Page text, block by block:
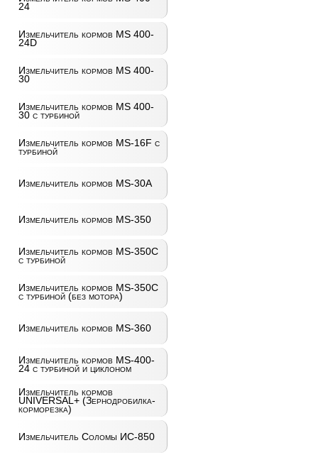
24
Измельчитель кормов MS 400-
24D
Измельчитель кормов MS 400-
30
Измельчитель кормов MS 400-
30 с турбиной
Измельчитель кормов MS-16F с
турбиной
Измельчитель кормов MS-30A
Измельчитель кормов MS-350
Измельчитель кормов MS-350C
с турбиной
Измельчитель кормов MS-350C
с турбиной (без мотора)
Измельчитель кормов MS-360
Измельчитель кормов MS-400-
24 с турбиной и циклоном
Измельчитель кормов
UNIVERSAL+ (Зернодробилка-
корморезка)
Измельчитель Соломы ИС-850